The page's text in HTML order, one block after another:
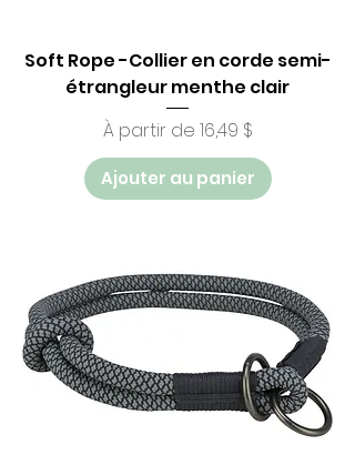
Soft Rope -Collier en corde semi-
étrangleur menthe clair
À partir de 16,49 $
Prix promotionnel
Ajouter au panier